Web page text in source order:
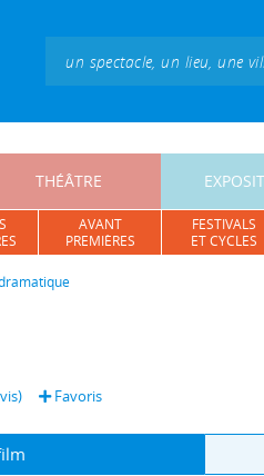
THÉÂTRE
AVANT
PREMIÈRES
FESTIVALS
ET CYCLES
Favoris